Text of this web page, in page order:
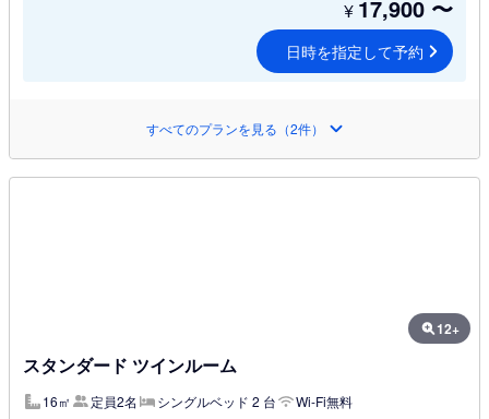
¥ 17,900 〜
日時を指定して予約
すべてのプランを見る（2件）
12+
スタンダード ツインルーム
16㎡ 定員2名 シングルベッド 2 台
Wi-Fi無料